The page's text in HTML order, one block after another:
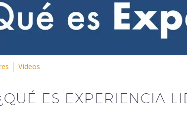
Videos
ES EXPERIENCIA